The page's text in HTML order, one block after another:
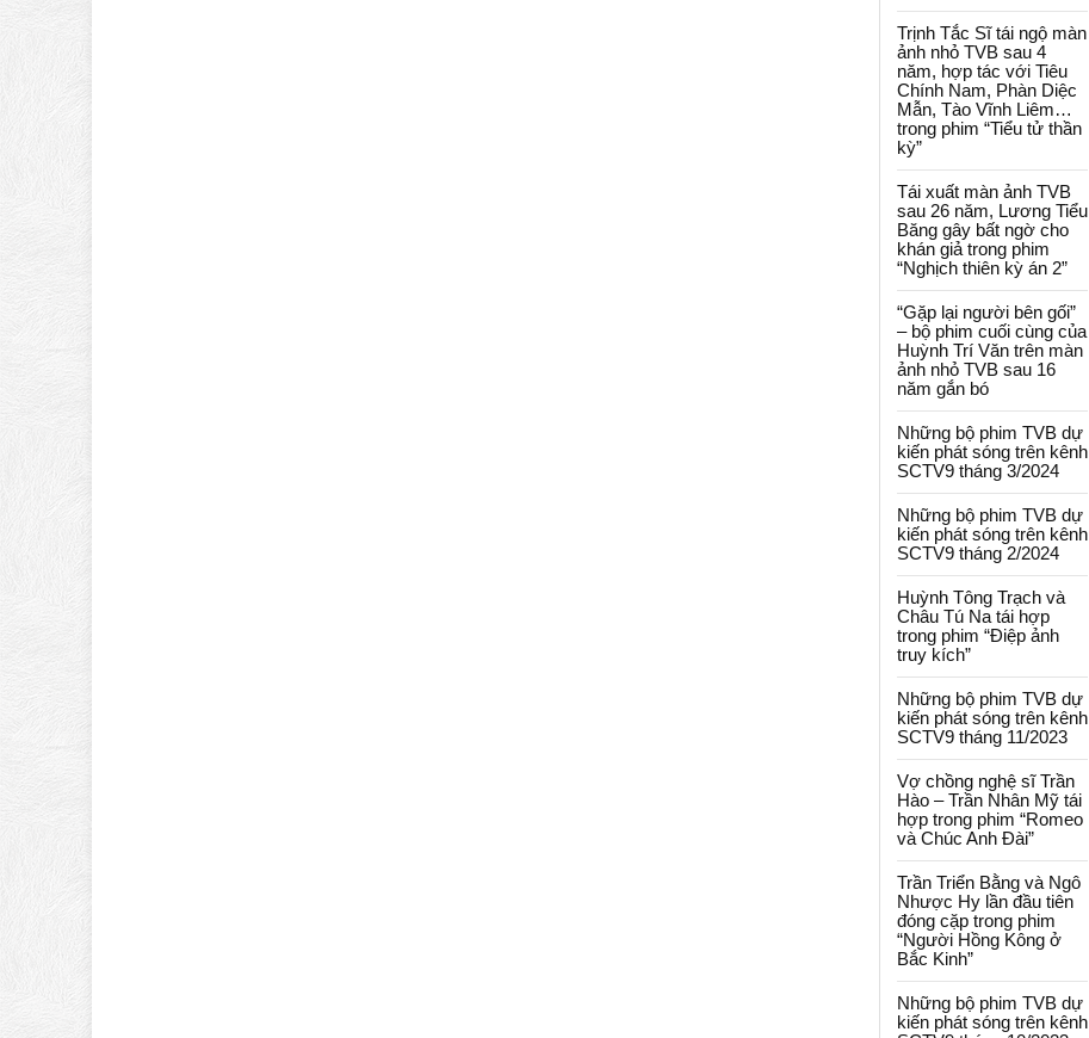
Trịnh Tắc Sĩ tái ngộ màn
ảnh nhỏ TVB sau 4
năm, hợp tác với Tiêu
Chính Nam, Phàn Diệc
Mẫn, Tào Vĩnh Liêm…
trong phim “Tiểu tử thần
kỳ”
Tái xuất màn ảnh TVB
sau 26 năm, Lương Tiểu
Băng gây bất ngờ cho
khán giả trong phim
“Nghịch thiên kỳ án 2”
“Gặp lại người bên gối”
– bộ phim cuối cùng của
Huỳnh Trí Văn trên màn
ảnh nhỏ TVB sau 16
năm gắn bó
Những bộ phim TVB dự
kiến phát sóng trên kênh
SCTV9 tháng 3/2024
Những bộ phim TVB dự
kiến phát sóng trên kênh
SCTV9 tháng 2/2024
Huỳnh Tông Trạch và
Châu Tú Na tái hợp
trong phim “Điệp ảnh
truy kích”
Những bộ phim TVB dự
kiến phát sóng trên kênh
SCTV9 tháng 11/2023
Vợ chồng nghệ sĩ Trần
Hào – Trần Nhân Mỹ tái
hợp trong phim “Romeo
và Chúc Anh Đài”
Trần Triển Bằng và Ngô
Nhược Hy lần đầu tiên
đóng cặp trong phim
“Người Hồng Kông ở
Bắc Kinh”
Những bộ phim TVB dự
kiến phát sóng trên kênh